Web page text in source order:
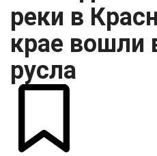
реки в
крае вошли
русла